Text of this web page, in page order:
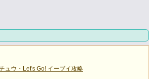
ュウ・Let's Go! イーブイ攻略